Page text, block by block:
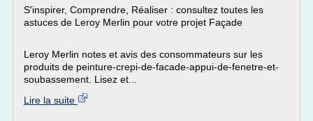
S'inspirer, Comprendre, Réaliser : consultez toutes les
astuces de Leroy Merlin pour votre projet Façade
Leroy Merlin notes et avis des consommateurs sur les
produits de peinture-crepi-de-facade-appui-de-fenetre-et-
soubassement. Lisez et...
Lire la suite